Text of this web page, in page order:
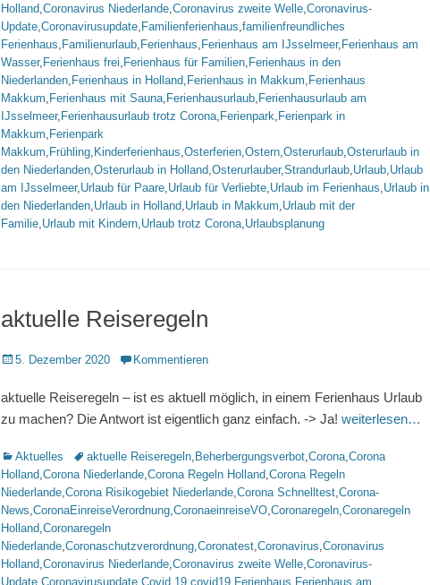
Holland,Coronavirus Niederlande,Coronavirus zweite Welle,Coronavirus-
Update,Coronavirusupdate, Familienferienhaus,familienfreundliches
Ferienhaus, Familienurlaub, Ferienhaus, Ferienhaus am IJsselmeer, Ferienhaus am
Wasser, Ferienhaus frei, Ferienhaus für Familien, Ferienhaus in den
Niederlanden, Ferienhaus in Holland, Ferienhaus in Makkum, Ferienhaus
Makkum, Ferienhaus mit Sauna, Ferienhausurlaub, Ferienhausurlaub am
IJsselmeer, Ferienhausurlaub trotz Corona, Ferienpark, Ferienpark in
Makkum, Ferienpark
Makkum, Frühling, Kinderferienhaus,Osterferien,Ostern,Osterurlaub,Osterurlaub in
den Niederlanden,Osterurlaub in Holland,Osterurlauber,Strandurlaub,Urlaub,Urlaub
am IJsselmeer,Urlaub für Paare,Urlaub für Verliebte,Urlaub im Ferienhaus,Urlaub in
den Niederlanden,Urlaub in Holland,Urlaub in Makkum,Urlaub mit der
Familie,Urlaub mit Kindern,Urlaub trotz Corona,Urlaubsplanung
aktuelle Reiseregeln
Veröffentlicht
5. Dezember 2020 Kommentieren
aktuelle Reiseregeln – ist es aktuell möglich, in einem Ferienhaus Urlaub
zu machen? Die Antwort ist eigentlich ganz einfach. -> Ja! weiterlesen…
Kategorien
Aktuelles Schlagworte
aktuelle Reiseregeln, Beherbergungsverbot,Corona,Corona
Holland,Corona Niederlande,Corona Regeln Holland,Corona Regeln
Niederlande,Corona Risikogebiet Niederlande,Corona Schnelltest,Corona-
News,CoronaEinreiseVerordnung,CoronaeinreiseVO,Coronaregeln,Coronaregeln
Holland,Coronaregeln
Niederlande,Coronaschutzverordnung,Coronatest,Coronavirus,Coronavirus
Holland,Coronavirus Niederlande,Coronavirus zweite Welle,Coronavirus-
Update Coronavirusupdate Covid 19 covid19 Ferienhaus Ferienhaus am